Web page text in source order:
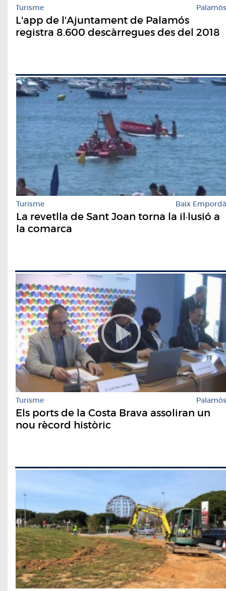
Turisme Palamós
L'app de l'Ajuntament de Palamós
registra 8.600 descàrregues des del 2018
Turisme Baix Empordà
La revetlla de Sant Joan torna la il·lusió a
la comarca
Turisme Palamós
Els ports de la Costa Brava assoliran un
nou rècord històric